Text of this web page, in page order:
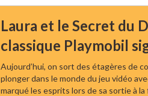
Laura et le Secret du
classique Playmobil
Aujourd’hui, on sort des étagères de
plonger dans le monde du jeu vidéo
marqué les esprits lors de sa sortie à